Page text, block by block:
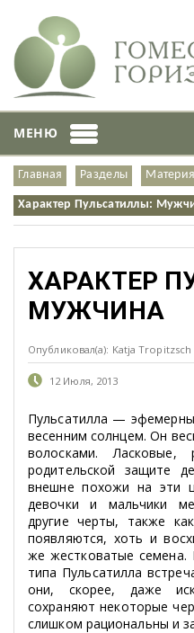
МЕНЮ
Главная Разделы
Характер Пульсатиллы:
ХАРАКТЕР
МУЖЧИНА
Опубликовал(а): Katja Tropitzsch
12 Июля, 2013
Пульсатилла —
весенним солнцем. Он
волосками.
родительской защите
внешне похожи на эти
девочки и мальчики
другие черты, также
появляются, хоть и
же жестковатые семена.
типа Пульсатилла
они, скорее, даже
сохраняют некоторые
слишком рациональны и